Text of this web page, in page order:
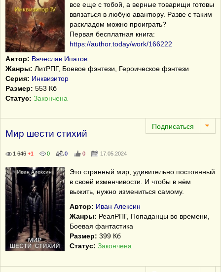
все еще с тобой, а верные товарищи готовы
ввязаться в любую авантюру. Разве с таким
раскладом можно проиграть?
Первая бесплатная книга:
https://author.today/work/166222
Автор: Вячеслав Ипатов
Жанры: ЛитРПГ, Боевое фэнтези, Героическое фэнтези
Серия: Инквизитор
Размер: 553 Кб
Статус: Закончена
Мир шести стихий
1 646 +1 0 0 0 17.05.2024
Это странный мир, удивительно постоянный
в своей изменчивости. И чтобы в нём
выжить, нужно измениться самому.
Автор: Иван Алексин
Жанры: РеалРПГ, Попаданцы во времени,
Боевая фантастика
Размер: 399 Кб
Статус: Закончена